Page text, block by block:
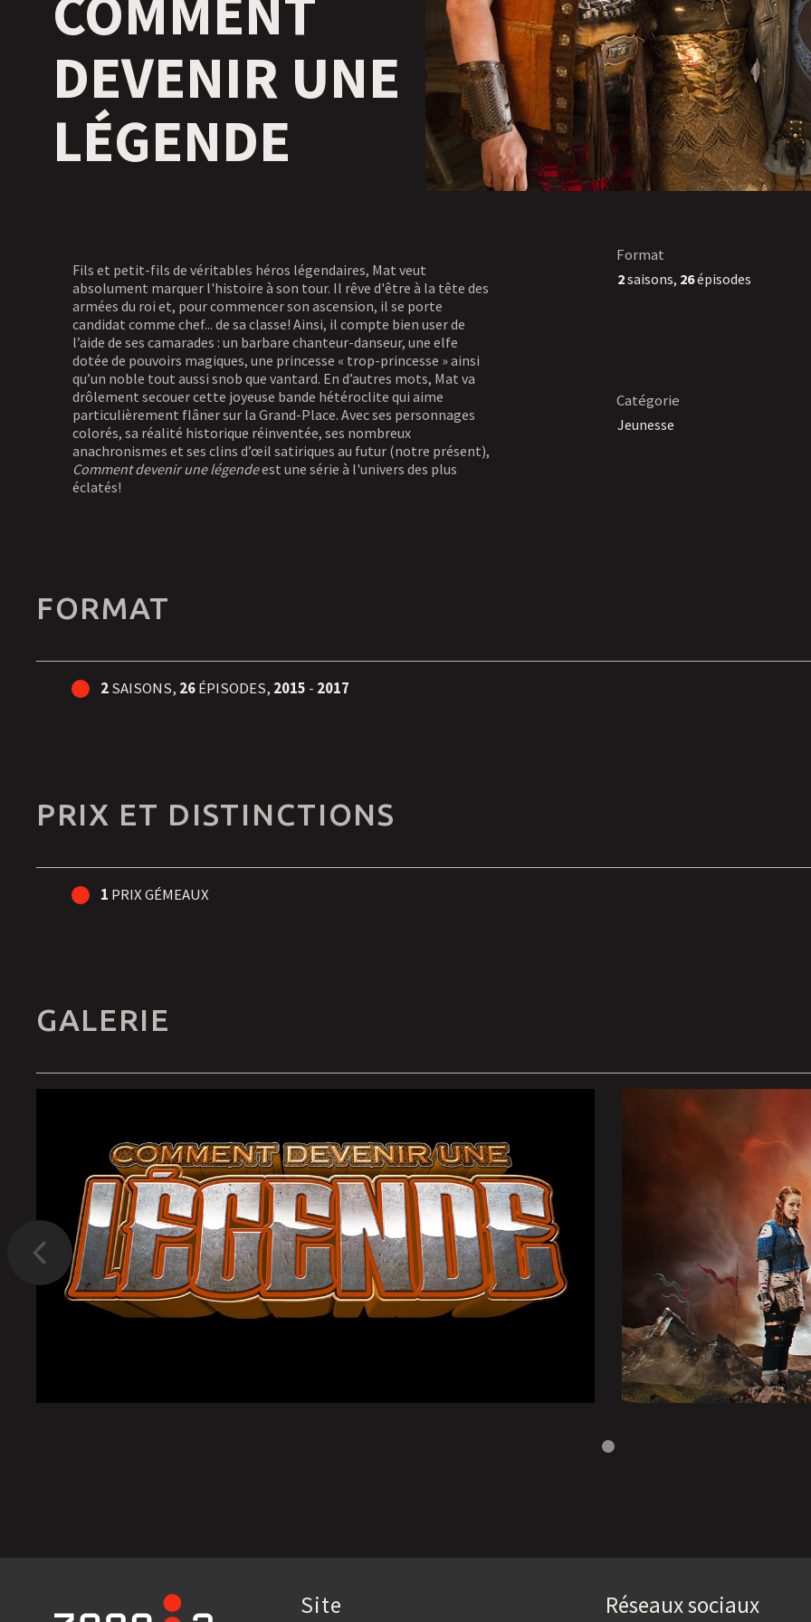
DEVENIR UNE
LÉGENDE
Fils et petit-fils de véritables héros légendaires, Mat veut
absolument marquer l'histoire à son tour. Il rêve d'être à la tête des
armées du roi et, pour commencer son ascension, il se porte
candidat comme chef... de sa classe! Ainsi, il compte bien user de
l’aide de ses camarades : un barbare chanteur-danseur, une elfe
dotée de pouvoirs magiques, une princesse « trop-princesse » ainsi
qu’un noble tout aussi snob que vantard. En d’autres mots, Mat va
drôlement secouer cette joyeuse bande hétéroclite qui aime
particulièrement flâner sur la Grand-Place. Avec ses personnages
colorés, sa réalité historique réinventée, ses nombreux
anachronismes et ses clins d’œil satiriques au futur (notre présent),
Comment devenir une légendeest une série à l'univers des plus
éclatés!
Format
2saisons, 26épisodes
Catégorie
Jeunesse
FORMAT
2SAISONS, 26ÉPISODES, 2015 - 2017
PRIX ET DISTINCTIONS
1 PRIX GÉMEAUX
GALERIE
Précédent
Site Réseaux sociaux